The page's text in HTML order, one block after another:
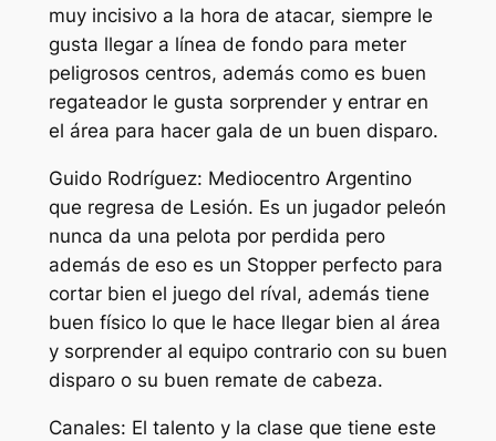
muy incisivo a la hora de atacar, siempre le
gusta llegar a línea de fondo para meter
peligrosos centros, además como es buen
regateador le gusta sorprender y entrar en
el área para hacer gala de un buen disparo.
Guido Rodríguez: Mediocentro Argentino
que regresa de Lesión. Es un jugador peleón
nunca da una pelota por perdida pero
además de eso es un Stopper perfecto para
cortar bien el juego del ríval, además tiene
buen físico lo que le hace llegar bien al área
y sorprender al equipo contrario con su buen
disparo o su buen remate de cabeza.
Canales: El talento y la clase que tiene este